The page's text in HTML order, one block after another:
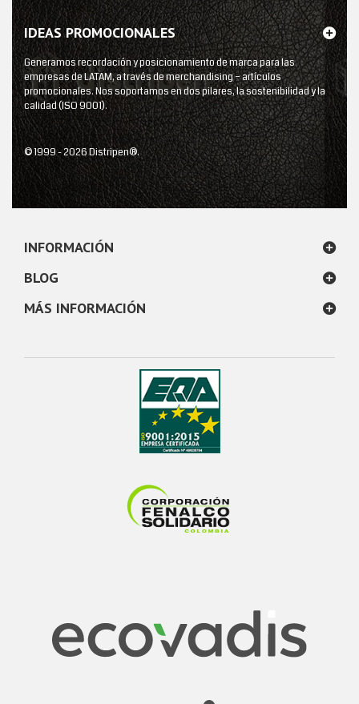
IDEAS PROMOCIONALES
Generamos recordación y posicionamiento de marca para las
empresas de LATAM, a través de merchandising – artículos
promocionales. Nos soportamos en dos pilares, la sostenibilidad y la
calidad (ISO 9001).
© 1999 - 2026 Distripen®.
INFORMACIÓN
BLOG
MÁS INFORMACIÓN